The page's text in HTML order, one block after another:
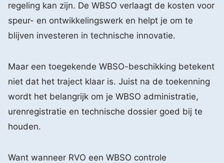
regeling kan zijn. De WBSO verlaagt de kosten voor
speur- en ontwikkelingswerk en helpt je om te
blijven investeren in technische innovatie.
Maar een toegekende WBSO-beschikking betekent
niet dat het traject klaar is. Juist na de toekenning
wordt het belangrijk om je WBSO administratie,
urenregistratie en technische dossier goed bij te
houden.
Want wanneer RVO een WBSO controle